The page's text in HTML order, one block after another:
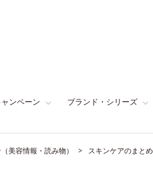
ンペーン ブランド・シリーズ
美容情報・読み物） スキンケアのまとめ